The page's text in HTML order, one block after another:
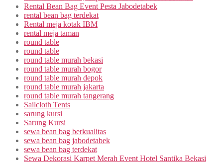
Rental Bean Bag Event Pesta Jabodetabek
rental bean bag terdekat
Rental meja kotak IBM
rental meja taman
round table
round table
round table murah bekasi
round table murah bogor
round table murah depok
round table murah jakarta
round table murah tangerang
Sailcloth Tents
sarung kursi
Sarung Kursi
sewa bean bag berkualitas
sewa bean bag jabodetabek
sewa bean bag terdekat
Sewa Dekorasi Karpet Merah Event Hotel Santika Bekasi